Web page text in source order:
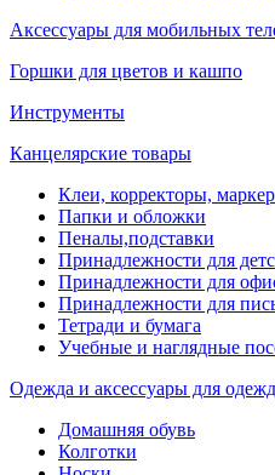
Аксессуары для мобильных
Горшки для цветов и кашпо
Инструменты
Канцелярские товары
Клеи, корректоры,
Папки и обложки
Пеналы,подставки
Принадлежности для
Принадлежности для
Принадлежности для
Тетради и бумага
Учебные и наглядные
Одежда и аксессуары для
Домашняя обувь
Колготки